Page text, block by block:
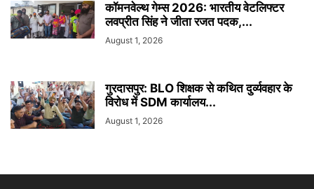
कॉमनवेल्थ गेम्स 2026: भारतीय वेटलिफ्टर
लवप्रीत सिंह ने जीता रजत पदक,...
August 1, 2026
गुरदासपुर: BLO शिक्षक से कथित दुर्व्यवहार के
विरोध में SDM कार्यालय...
August 1, 2026